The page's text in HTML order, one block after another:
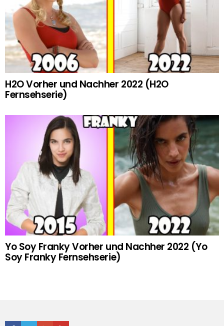
H2O Vorher und Nachher 2022 (H2O
Fernsehserie)
Yo Soy Franky Vorher und Nachher 2022 (Yo
Soy Franky Fernsehserie)
Facebook
TwitterGoogle+Youtube